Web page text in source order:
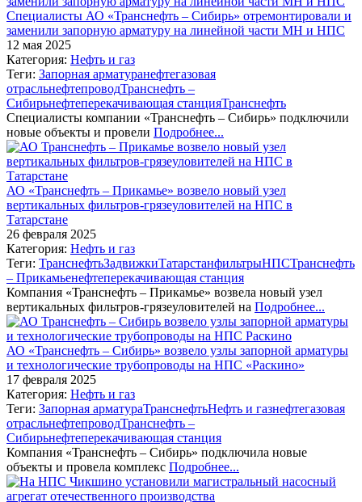
Специалисты АО «Транснефть – Сибирь» отремонтировали и
заменили запорную арматуру на линейной части МН и НПС
12 мая 2025
Категория: Нефть и газ
Теги: Запорная арматуранефтегазовая
отрасльнефтепроводТранснефть –
Сибирьнефтеперекачивающая станцияТранснефть
Специалисты компании «Транснефть – Сибирь» подключили
новые объекты и провели Подробнее...
АО «Транснефть – Прикамье» возвело новый узел
вертикальных фильтров-грязеуловителей на НПС в
Татарстане
26 февраля 2025
Категория: Нефть и газ
Теги: ТранснефтьЗадвижкиТатарстанфильтрыНПСТранснефть
– Прикамьенефтеперекачивающая станция
Компания «Транснефть – Прикамье» возвела новый узел
вертикальных фильтров-грязеуловителей на Подробнее...
АО «Транснефть – Сибирь» возвело узлы запорной арматуры
и технологические трубопроводы на НПС «Раскино»
17 февраля 2025
Категория: Нефть и газ
Теги: Запорная арматураТранснефтьНефть и газнефтегазовая
отрасльнефтепроводТранснефть –
Сибирьнефтеперекачивающая станция
Компания «Транснефть – Сибирь» подключила новые
объекты и провела комплекс Подробнее...